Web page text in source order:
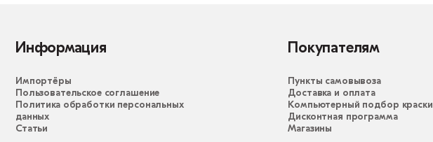
Информация
Импортёры
Пользовательское соглашение
Политика обработки персональных
данных
Статьи
Покупателям
Пункты самовывоза
Доставка и оплата
Компьютерный подбор краски
Дисконтная программа
Магазины